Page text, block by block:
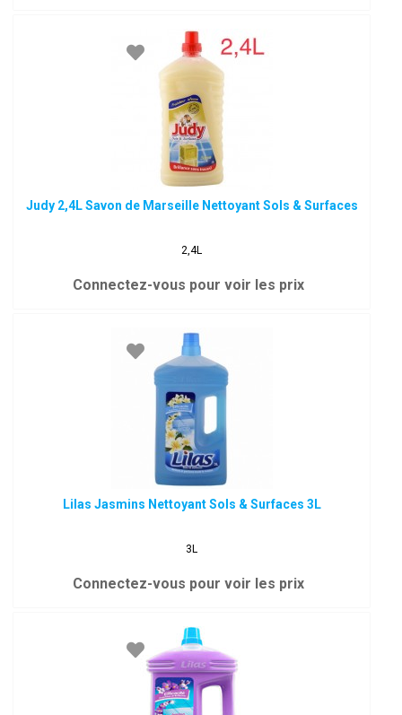
Judy 2,4L Savon de Marseille Nettoyant Sols & Surfaces
2,4L
Connectez-vous pour voir les prix
Lilas Jasmins Nettoyant Sols & Surfaces 3L
3L
Connectez-vous pour voir les prix